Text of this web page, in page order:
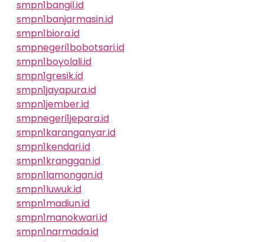
smpn1bangil.id
smpn1banjarmasin.id
smpn1biora.id
smpnegeri1bobotsari.id
smpn1boyolali.id
smpn1gresik.id
smpn1jayapura.id
smpn1jember.id
smpnegeri1jepara.id
smpn1karanganyar.id
smpn1kendari.id
smpn1kranggan.id
smpn1lamongan.id
smpn1luwuk.id
smpn1madiun.id
smpn1manokwari.id
smpn1narmada.id